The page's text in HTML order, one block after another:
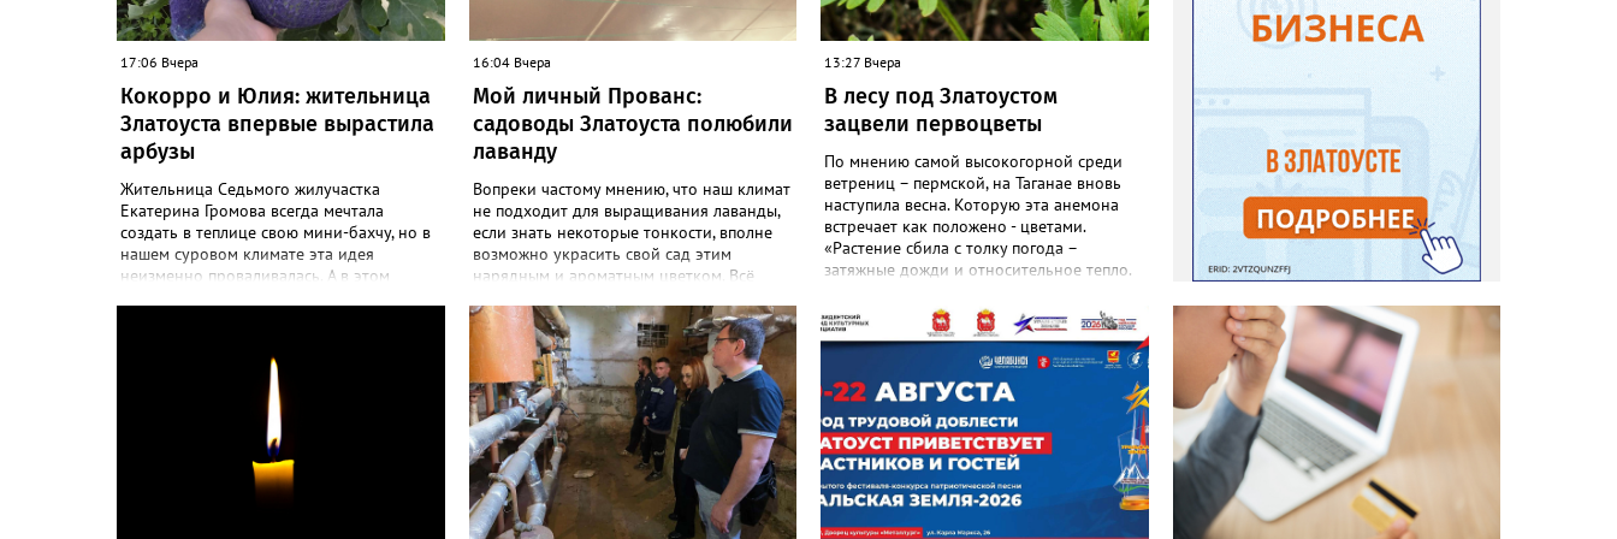
17:06 Вчера
Кокорро и Юлия: жительница
Златоуста впервые вырастила
арбузы
Жительница Седьмого жилучастка
Екатерина Громова всегда мечтала
создать в теплице свою мини-бахчу, но в
нашем суровом климате эта идея
неизменно проваливалась. А в этом
полакомиться пусть маленьким, но своим
арбузиком, всё мимо: вырастали до
размера бобов и отваливались, -
поделилась со «Златоуст.инфо» садовод.
– В этом году посадила сорт так
называемых северных арбузов – «Юлия»,
а также «Коккоро» (он жёлтый и, говорят,
16:04 Вчера
Мой личный Прованс:
садоводы Златоуста полюбили
лаванду
Вопреки частому мнению, что наш климат
не подходит для выращивания лаванды,
если знать некоторые тонкости, вполне
возможно украсить свой сад этим
нарядным и ароматным цветком. Всё
разводить лаванду за её особую эстетику
и дивный запах. «Златоуст.инфо» узнал
об успешном опыте местных дачниц. «Я
вырастила лаванду нежно-сиреневого
красивого цвета из семян (на фото), -
отметила «Златоуст.инфо» хозяйка
частного дома Екатерина Бойко. –
Посадила вдоль забора, потому что
низины этот цветок не любит. Вот уже
второй год растет и радует меня. Соседи
13:27 Вчера
В лесу под Златоустом
зацвели первоцветы
По мнению самой высокогорной среди
ветрениц – пермской, на Таганае вновь
наступила весна. Которую эта анемона
встречает как положено - цветами.
«Растение сбила с толку погода –
затяжные дожди и относительное тепло.
на этот стресс», - объяснили в
национальном парке. Там также
добавили: хотя нежные белые цветы и
украшают по-летнему зелёный лес, самой
ветренице такой «рецидив» пользы не
приносит, а наоборот, забирает силы
перед долгой зимовкой.